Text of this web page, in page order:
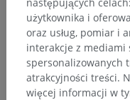
użytkownika i
oraz usług, pomiar i
interakcje z mediami
spersonalizowanych
atrakcyjności treści.
więcej informacji w